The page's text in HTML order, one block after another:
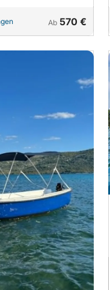
Ab 570 €